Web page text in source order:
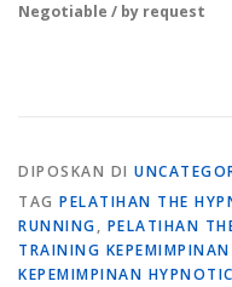
Negotiable / by request
DIPOSKAN DI
TAG PELATIHAN THE
RUNNING, PELATIHAN
TRAINING
KEPEMIMPINAN